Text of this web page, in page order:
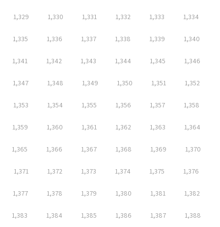
1,329 1,330 1,331 1,332 1,333 1,334
1,335 1,336 1,337 1,338 1,339 1,340
1,341 1,342 1,343 1,344 1,345 1,346
1,347 1,348 1,349 1,350 1,351 1,352
1,353 1,354 1,355 1,356 1,357 1,358
1,359 1,360 1,361 1,362 1,363 1,364
1,365 1,366 1,367 1,368 1,369 1,370
1,371 1,372 1,373 1,374 1,375 1,376
1,377 1,378 1,379 1,380 1,381 1,382
1,383 1,384 1,385 1,386 1,387 1,388